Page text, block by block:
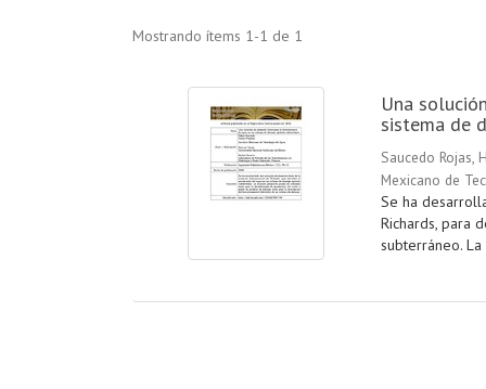
Mostrando ítems 1-1 de 1
Una
sistema de
Saucedo Rojas,
Mexicano de
Se ha
Richards, para
subterráneo.